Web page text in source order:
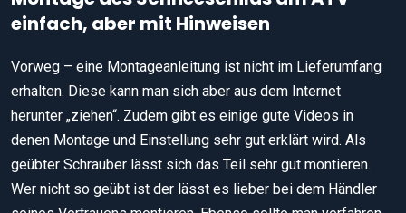
einfach, aber mit Hinweisen
Vorweg – eine Montageanleitung ist nicht im Lieferumfang
erhalten. Diese kann man sich aber aus dem Internet
herunter „ziehen“. Zudem gibt es einige gute Videos in
denen Montage und Einstellung sehr gut erklärt wird. Als
geübter Schrauber lässt sich das Teil sehr gut montieren.
Wer nicht so geübt ist der lässt es lieber bei dem Händler